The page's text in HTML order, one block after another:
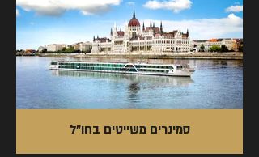
סמינרים משייטים בחו"ל